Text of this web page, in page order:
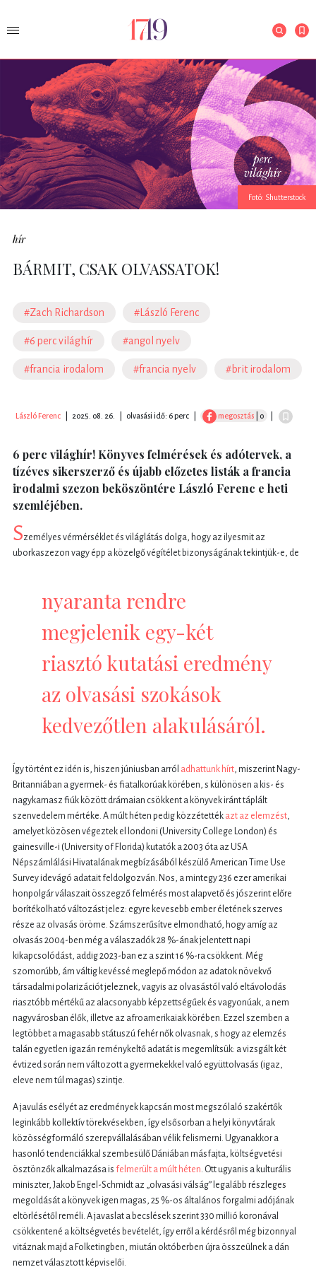
Fotó: Shutterstock
hír
BÁRMIT, CSAK OLVASSATOK!
#Zach Richardson #László Ferenc
#6 perc világhír #angol nyelv
#francia irodalom #francia nyelv #brit irodalom
László Ferenc 2025. 08. 26. olvasási idő: 6 perc megosztás | 0
6 perc világhír! Könyves felmérések és adótervek, a
tízéves sikerszerző és újabb előzetes listák a francia
irodalmi szezon beköszöntére László Ferenc e heti
szemléjében.
Személyes vérmérséklet és világlátás dolga, hogy az ilyesmit az
uborkaszezon vagy épp a közelgő végítélet bizonyságának tekintjük-e, de
nyaranta rendre
megjelenik egy-két
riasztó kutatási eredmény
az olvasási szokások
kedvezőtlen alakulásáról.
Így történt ez idén is, hiszen júniusban arról adhattunk hírt, miszerint Nagy-
Britanniában a gyermek- és fiatalkorúak körében, s különösen a kis- és
nagykamasz fiúk között drámaian csökkent a könyvek iránt táplált
szenvedelem mértéke. A múlt héten pedig közzétették azt az elemzést,
amelyet közösen végeztek el londoni (University College London) és
gainesville-i (University of Florida) kutatók a 2003 óta az USA
Népszámlálási Hivatalának megbízásából készülő American Time Use
Survey idevágó adatait feldolgozván. Nos, a mintegy 236 ezer amerikai
honpolgár válaszait összegző felmérés most alapvető és jószerint előre
borítékolható változást jelez: egyre kevesebb ember életének szerves
része az olvasás öröme. Számszerűsítve elmondható, hogy amíg az
olvasás 2004-ben még a válaszadók 28 %-ának jelentett napi
kikapcsolódást, addig 2023-ban ez a szint 16 %-ra csökkent. Még
szomorúbb, ám váltig kevéssé meglepő módon az adatok növekvő
társadalmi polarizációt jeleznek, vagyis az olvasástól való eltávolodás
riasztóbb mértékű az alacsonyabb képzettségűek és vagyonúak, a nem
nagyvárosban élők, illetve az afroamerikaiak körében. Ezzel szemben a
legtöbbet a magasabb státuszú fehér nők olvasnak, s hogy az elemzés
talán egyetlen igazán reménykeltő adatát is megemlítsük: a vizsgált két
évtized során nem változott a gyermekekkel való együttolvasás (igaz,
eleve nem túl magas) szintje.
A javulás esélyét az eredmények kapcsán most megszólaló szakértők
leginkább kollektív törekvésekben, így elsősorban a helyi könyvtárak
közösségformáló szerepvállalásában vélik felismerni. Ugyanakkor a
hasonló tendenciákkal szembesülő Dániában másfajta, költségvetési
ösztönzők alkalmazása is felmerült a múlt héten. Ott ugyanis a kulturális
miniszter, Jakob Engel-Schmidt az „olvasási válság” legalább részleges
megoldását a könyvek igen magas, 25 %-os általános forgalmi adójának
eltörlésétől reméli. A javaslat a becslések szerint 330 millió koronával
csökkentené a költségvetés bevételét, így erről a kérdésről még bizonnyal
vitáznak majd a Folketingben, miután októberben újra összeülnek a dán
nemzet választott képviselői.